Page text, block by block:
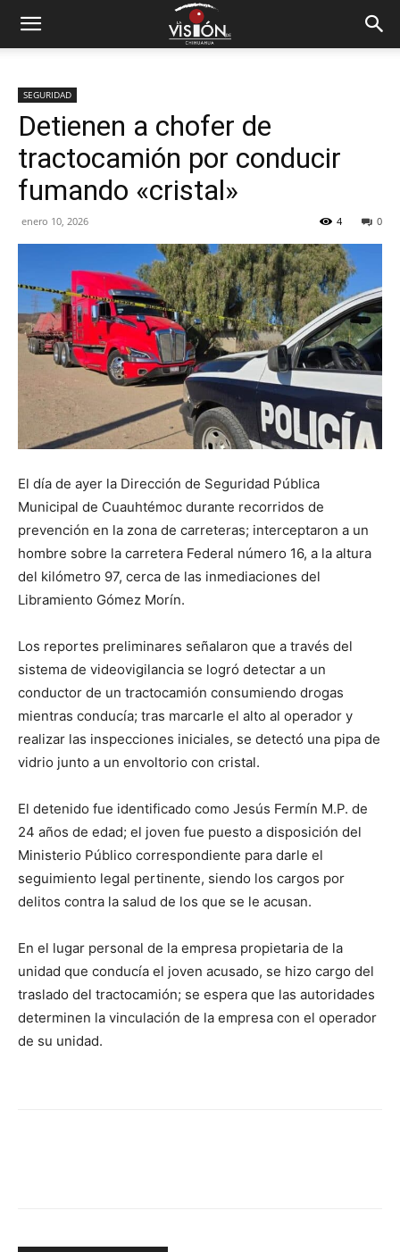
SEGURIDAD
Detienen a chofer de
tractocamión por conducir
fumando «cristal»
enero 10, 2026 0
4
El día de ayer la Dirección de Seguridad Pública
Municipal de Cuauhtémoc durante recorridos de
prevención en la zona de carreteras; interceptaron a un
hombre sobre la carretera Federal número 16, a la altura
del kilómetro 97, cerca de las inmediaciones del
Libramiento Gómez Morín.
Los reportes preliminares señalaron que a través del
sistema de videovigilancia se logró detectar a un
conductor de un tractocamión consumiendo drogas
mientras conducía; tras marcarle el alto al operador y
realizar las inspecciones iniciales, se detectó una pipa de
vidrio junto a un envoltorio con cristal.
El detenido fue identificado como Jesús Fermín M.P. de
24 años de edad; el joven fue puesto a disposición del
Ministerio Público correspondiente para darle el
seguimiento legal pertinente, siendo los cargos por
delitos contra la salud de los que se le acusan.
En el lugar personal de la empresa propietaria de la
unidad que conducía el joven acusado, se hizo cargo del
traslado del tractocamión; se espera que las autoridades
determinen la vinculación de la empresa con el operador
de su unidad.